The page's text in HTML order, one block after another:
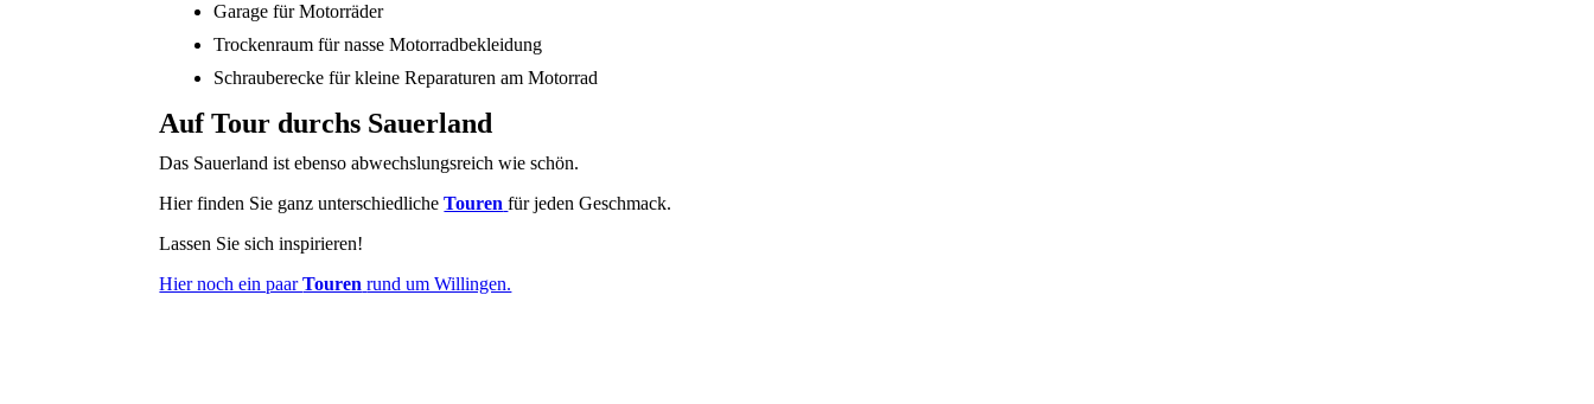
Garage für Motorräder
Trockenraum für nasse Motorradbekleidung
Schrauberecke für kleine Reparaturen am Motorrad
Auf Tour durchs Sauerland
Das Sauerland ist ebenso abwechslungsreich wie schön.
Hier finden Sie ganz unterschiedlicheTouren für jeden Geschmack.
Lassen Sie sich inspirieren!
Hier noch ein paarTouren rund um Willingen.